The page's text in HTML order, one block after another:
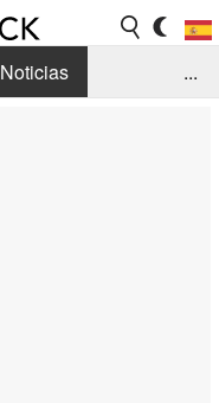
Noticias
...